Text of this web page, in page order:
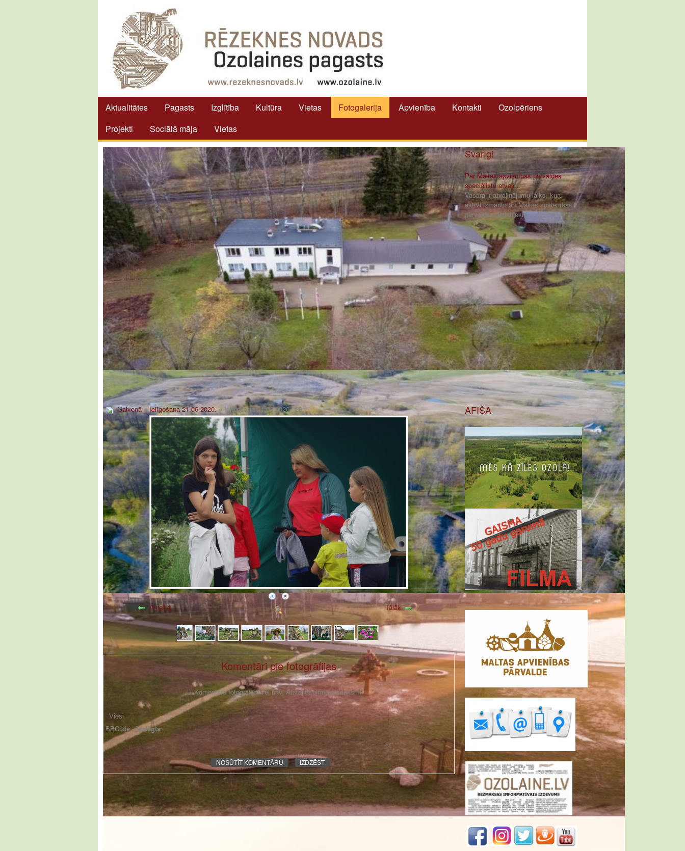
Aktualitātes Pagasts Izglītība Kultūra Vietas Fotogalerija Apvienība Kontakti
Ozolpēriens
Projekti
Sociālā māja Vietas
Svarīgi
Par Maltas apvienības pārvaldes
speciālistu atvaļi...
Vasara ir atvaļinājumu laiks, kuru
aktīvi izmanto arī Maltas apvienības
pārvaldes darbinieki [ ... ]
Galvenā»Ielīgošana 21.06.2020.» Ielīgošana 21.06.2020._29
Atpakaļ Tālāk
Komentāri pie fotogrāfijas
Komentāra fotogrāfijai vēl nav. Atstājiet pirmo atsauksmi!
BBCode -izslēgts
AFIŠA